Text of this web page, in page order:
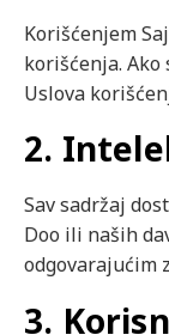
Korišćenjem
korišćenja. Ako
Uslova
2.
Sav sadržaj
Doo ili naših
odgovarajućim
3.